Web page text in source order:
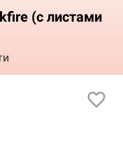
(с листами